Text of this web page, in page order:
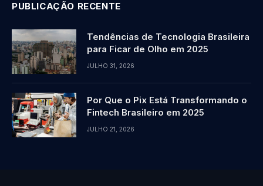
PUBLICAÇÃO RECENTE
Tendências de Tecnologia Brasileira
para Ficar de Olho em 2025
JULHO 31, 2026
Por Que o Pix Está Transformando o
Fintech Brasileiro em 2025
JULHO 21, 2026